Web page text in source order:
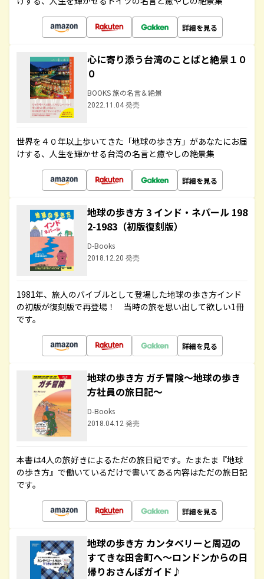
詳細を見る
心に寄り添う台湾のことばと絶景１０
０
BOOKS 旅の名言＆絶景
2022.11.04 発売
世界を４０年以上歩いてきた「地球の歩き方」があなたにお届
けする、人生を輝かせる台湾の名言と癒やしの絶景集
詳細を見る
地球の歩き方 3 インド・ネパール 198
2-1983（初版復刻版）
D-Books
2018.12.20 発売
1981年、旅人のバイブルとして登場した地球の歩き方インド
の初版が復刻版で再登場！ 当時の旅を思い出して欲しい1冊
です。
詳細を見る
地球の歩き方 ガチ冒険～地球の歩き
方社員の旅日記～
D-Books
2018.04.12 発売
本書は4人の旅好きによるただの旅日記です。たまたま『地球
の歩き方』で働いているだけで書いてある内容はただの旅日記
です。
詳細を見る
地球の歩き方 カンタベリーと周辺の
すてきな田舎町へ～ロンドンからの日
帰りおさんぽガイド♪